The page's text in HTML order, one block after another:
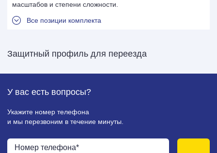
масштабов и степени сложности.
Все позиции комплекта
Защитный профиль для переезда
У вас есть вопросы?
Укажите номер телефона
и мы перезвоним в течение минуты.